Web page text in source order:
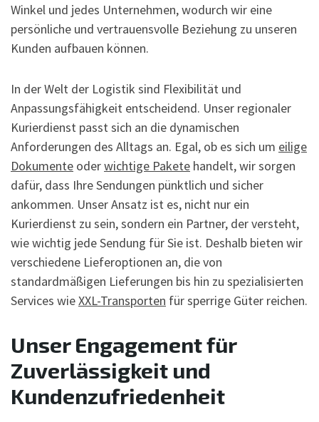
Winkel und jedes Unternehmen, wodurch wir eine
persönliche und vertrauensvolle Beziehung zu unseren
Kunden aufbauen können.
In der Welt der Logistik sind Flexibilität und
Anpassungsfähigkeit entscheidend. Unser regionaler
Kurierdienst passt sich an die dynamischen
Anforderungen des Alltags an. Egal, ob es sich um eilige
Dokumente oderwichtige Pakete handelt, wir sorgen
dafür, dass Ihre Sendungen pünktlich und sicher
ankommen. Unser Ansatz ist es, nicht nur ein
Kurierdienst zu sein, sondern ein Partner, der versteht,
wie wichtig jede Sendung für Sie ist. Deshalb bieten wir
verschiedene Lieferoptionen an, die von
standardmäßigen Lieferungen bis hin zu spezialisierten
Services wieXXL-Transporten für sperrige Güter reichen.
Unser Engagement für
Zuverlässigkeit und
Kundenzufriedenheit